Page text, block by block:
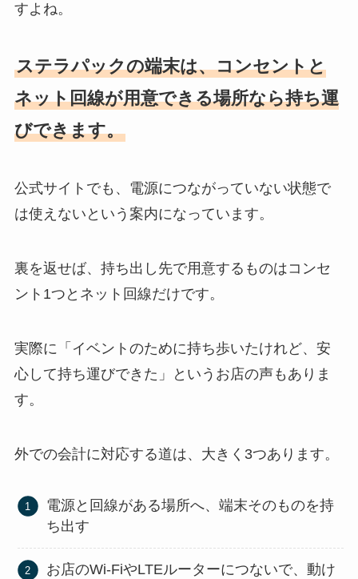
すよね。
ステラパックの端末は、コンセントと
ネット回線が用意できる場所なら持ち運
びできます。
公式サイトでも、電源につながっていない状態で
は使えないという案内になっています。
裏を返せば、持ち出し先で用意するものはコンセ
ント1つとネット回線だけです。
実際に「イベントのために持ち歩いたけれど、安
心して持ち運びできた」というお店の声もありま
す。
外での会計に対応する道は、大きく3つあります。
電源と回線がある場所へ、端末そのものを持
ち出す
お店のWi-FiやLTEルーターにつないで、動け